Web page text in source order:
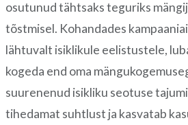
osutunud tähtsaks teguriks
tõstmisel. Kohandades
lähtuvalt isiklikule eelistustele,
kogeda end oma
suurenenud isikliku seotuse
tihedamat suhtlust ja kasvatab